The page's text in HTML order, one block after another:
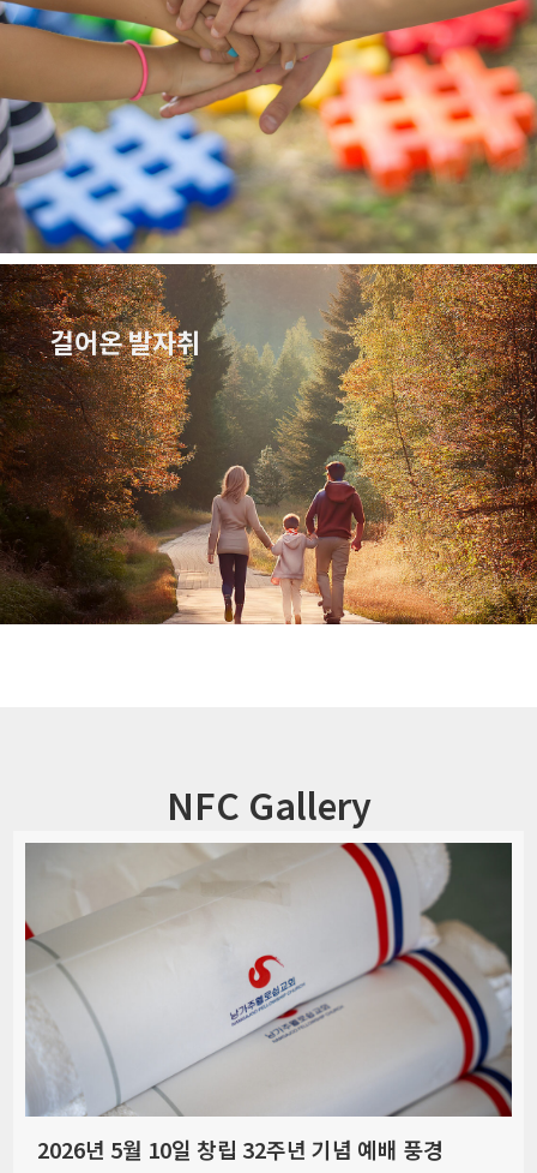
걸어온 발자취
NFC Gallery
2026년 5월 10일 창립 32주년 기념 예배 풍경